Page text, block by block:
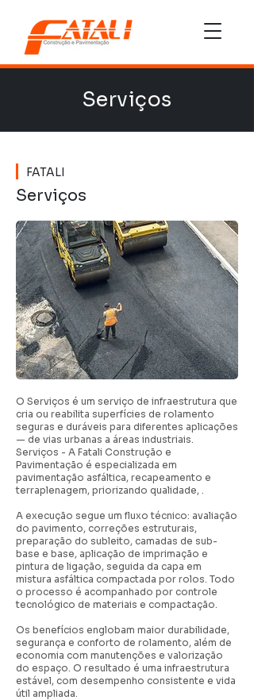
Serviços
FATALI
Serviços
O Serviços é um serviço de infraestrutura que
cria ou reabilita superfícies de rolamento
seguras e duráveis para diferentes aplicações
— de vias urbanas a áreas industriais.
Serviços - A Fatali Construção e
Pavimentação é especializada em
pavimentação asfáltica, recapeamento e
terraplenagem, priorizando qualidade, .
A execução segue um fluxo técnico: avaliação
do pavimento, correções estruturais,
preparação do subleito, camadas de sub-
base e base, aplicação de imprimação e
pintura de ligação, seguida da capa em
mistura asfáltica compactada por rolos. Todo
o processo é acompanhado por controle
tecnológico de materiais e compactação.
Os benefícios englobam maior durabilidade,
segurança e conforto de rolamento, além de
economia com manutenções e valorização
do espaço. O resultado é uma infraestrutura
estável, com desempenho consistente e vida
útil ampliada.